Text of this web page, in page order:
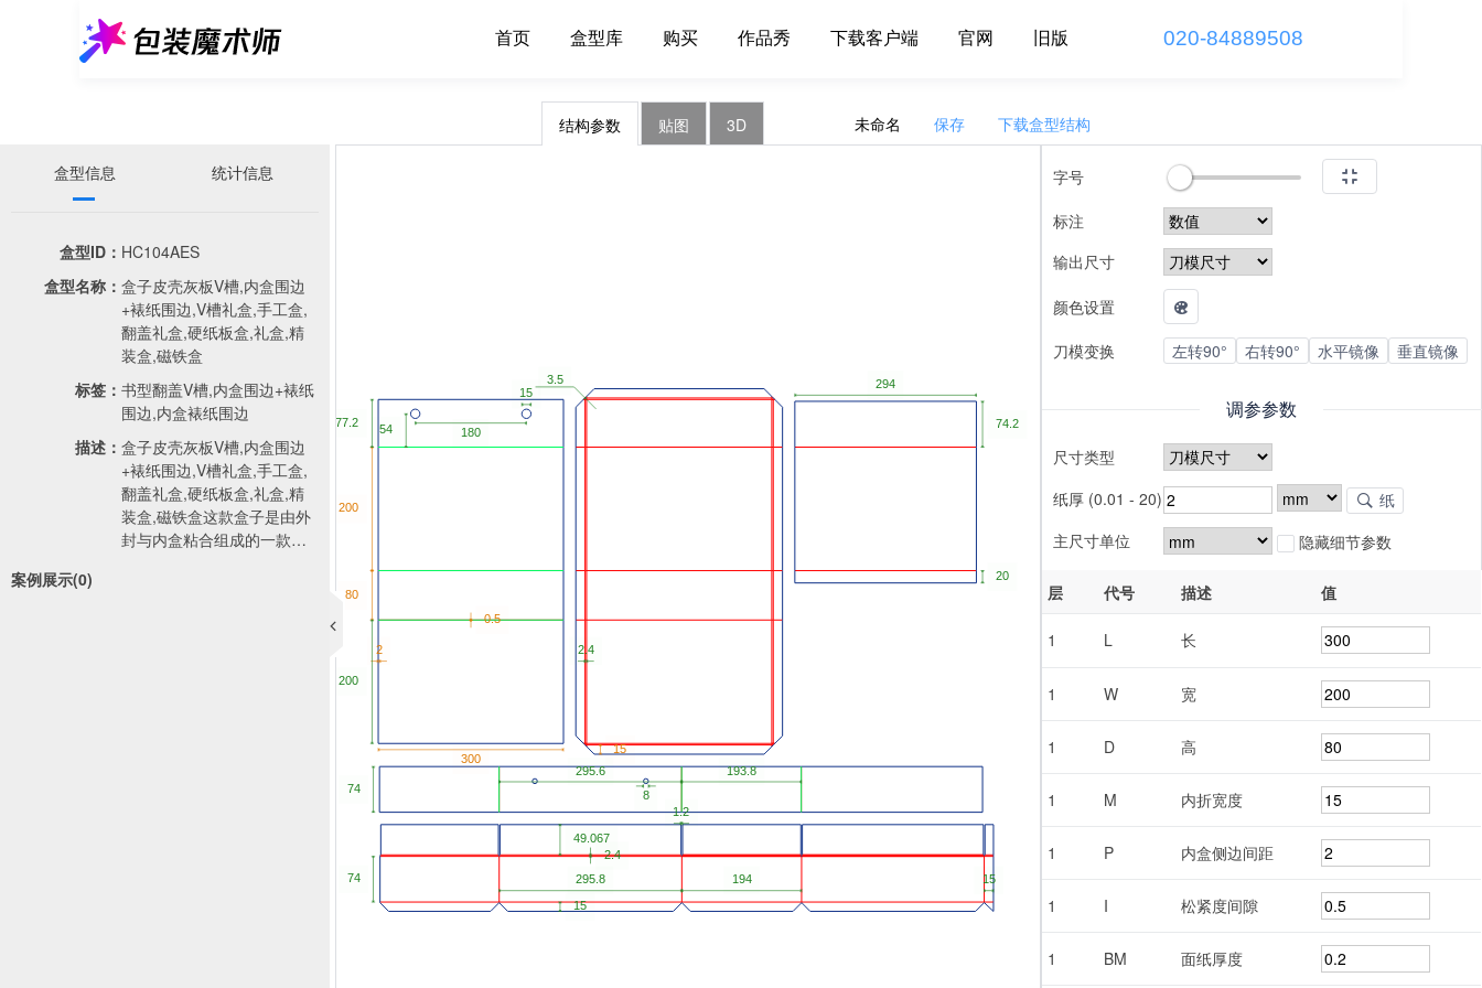
首页 盒型库 购买 作品秀 下载客户端 官网 旧版 020-84889508
盒型信息 统计信息
盒型ID： HC104AES
盒型名称： 盒子皮壳灰板V槽,内盒围边
+裱纸围边,V槽礼盒,手工盒,
翻盖礼盒,硬纸板盒,礼盒,精
装盒,磁铁盒
标签： 书型翻盖V槽,内盒围边+裱纸
围边,内盒裱纸围边
描述： 盒子皮壳灰板V槽,内盒围边
+裱纸围边,V槽礼盒,手工盒,
翻盖礼盒,硬纸板盒,礼盒,精
装盒,磁铁盒这款盒子是由外
封与内盒粘合组成的一款翻
案例展示(0)
结构参数 贴图 3D 未命名 保存 下载盒型结构
字号
标注
输出尺寸
颜色设置
刀模变换
左转90° 右转90° 水平镜像 垂直镜像
调参参数
尺寸类型
纸厚 (0.01 - 20)
纸
主尺寸单位
隐藏细节参数
层 代号 描述 值
1 L 长
1 W 宽
1 D 高
1 M 内折宽度
1 P 内盒侧边间距
1 I 松紧度间隙
1 BM 面纸厚度